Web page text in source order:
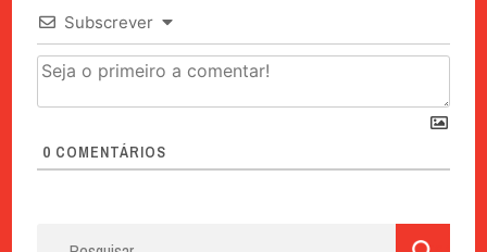
Subscrever
0 COMENTÁRIOS